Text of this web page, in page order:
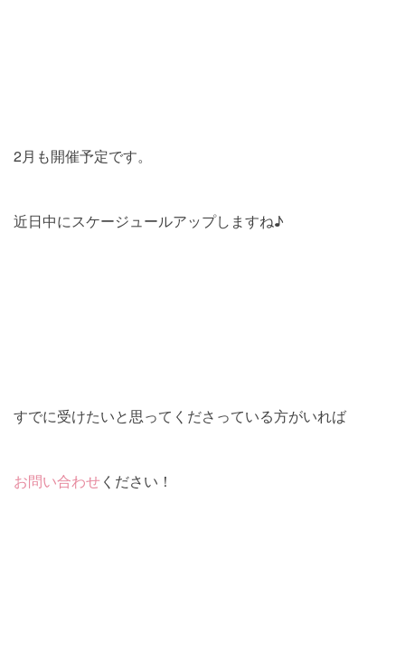
2月も開催予定です。
近日中にスケージュールアップしますね♪
すでに受けたいと思ってくださっている方がいれば
お問い合わせください！